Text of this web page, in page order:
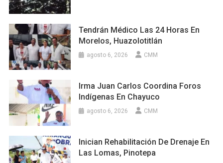
Tendrán Médico Las 24 Horas En
Morelos, Huazolotitlán
agosto 6, 2026 CMM
Irma Juan Carlos Coordina Foros
Indígenas En Chayuco
agosto 6, 2026 CMM
Inician Rehabilitación De Drenaje En
Las Lomas, Pinotepa